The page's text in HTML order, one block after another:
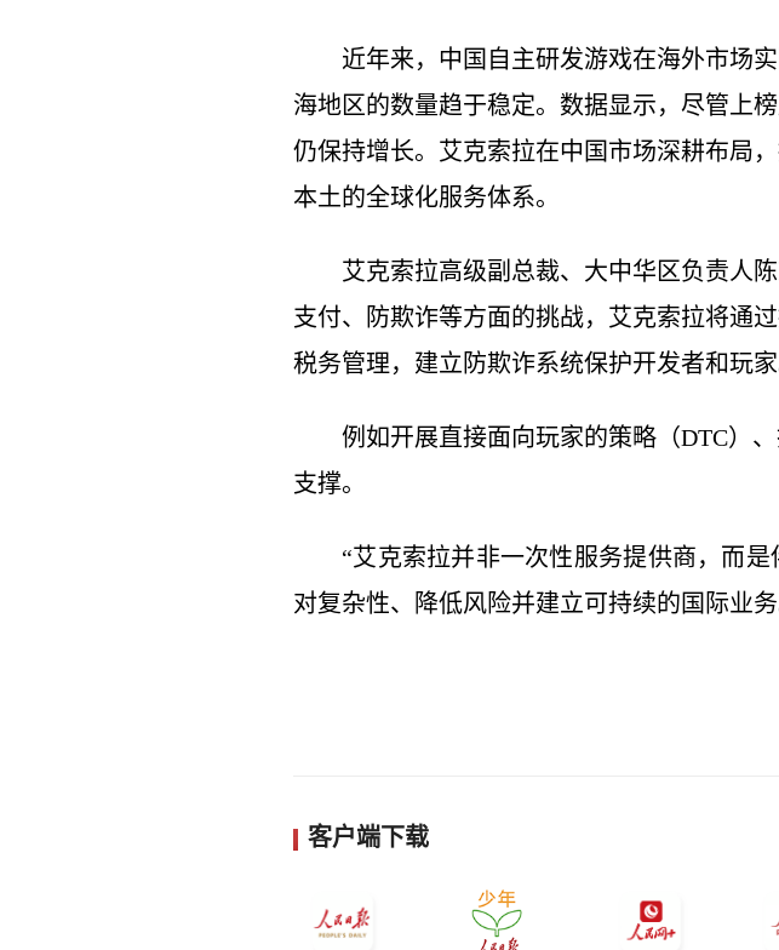
近年来，中国自主研发游戏在海外市场
海地区的数量趋于稳定。数据显示，尽管上
仍保持增长。艾克索拉在中国市场深耕布局
本土的全球化服务体系。
艾克索拉高级副总裁、大中华区负责人
支付、防欺诈等方面的挑战，艾克索拉将通
税务管理，建立防欺诈系统保护开发者和玩家
例如开展直接面向玩家的策略（DTC）
支撑。
“艾克索拉并非一次性服务提供商，而
对复杂性、降低风险并建立可持续的国际业务
客户端下载